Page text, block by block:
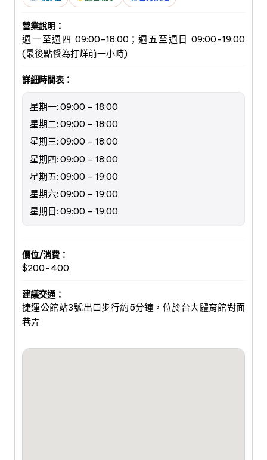
營業說明：
週一至週四 09:00-18:00；週五至週日 09:00-19:00
(最後點餐為打烊前一小時)
詳細時間表：
星期一: 09:00 – 18:00
星期二: 09:00 – 18:00
星期三: 09:00 – 18:00
星期四: 09:00 – 18:00
星期五: 09:00 – 19:00
星期六: 09:00 – 19:00
星期日: 09:00 – 19:00
價位/消費：
$200-400
建議交通：
捷運公館站3號出口步行約5分鐘，位於台大體育館對面
巷弄